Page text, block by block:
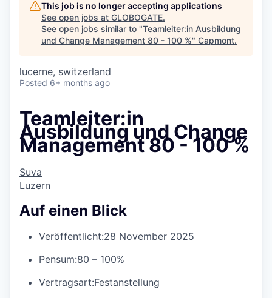
This job is no longer accepting applications
See open jobs at GLOBOGATE.
See open jobs similar to "Teamleiter:in Ausbildung
und Change Management 80 - 100 %" Capmont.
lucerne, switzerland
Posted 6+ months ago
Teamleiter:in
Ausbildung und Change
Management 80 - 100 %
Suva
Luzern
Auf einen Blick
Veröffentlicht:28 November 2025
Pensum:80 – 100%
Vertragsart:Festanstellung